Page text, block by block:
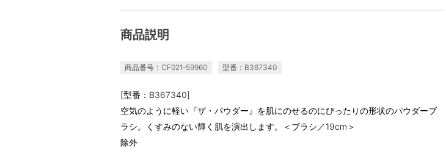
商品説明
商品番号：CF021-59960 型番：B367340
[型番：B367340]
空気のように軽い『ザ・パウダー』を肌にのせるのにぴったりの形状のパウダーブ
ラシ。くすみのない輝く肌を演出します。＜ブラシ／19cm＞
除外